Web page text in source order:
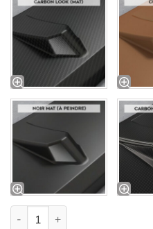
quantité de Lame de